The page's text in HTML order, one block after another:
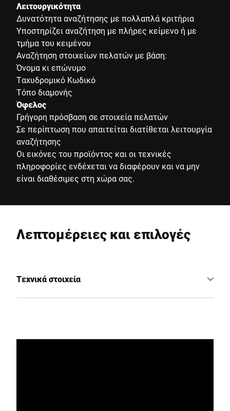
Λειτουργικότητα
Δυνατότητα αναζήτησης με πολλαπλά κριτήρια
Υποστηρίζει αναζήτηση με πλήρες κείμενο ή με
τμήμα του κειμένου
Αναζήτηση στοιχείων πελατών με βάση:
Όνομα κι επώνυμο
Ταχυδρομικό Κωδικό
Τόπο διαμονής
Όφελος
Γρήγορη πρόσβαση σε στοιχεία πελατών
Σε περίπτωση που απαιτείται διατίθεται λειτουργία
αναζήτησης
Οι εικόνες του προϊόντος και οι τεχνικές
πληροφορίες ενδέχεται να διαφέρουν και να μην
είναι διαθέσιμες στη χώρα σας.
Λεπτομέρειες και επιλογές
Τεχνικά στοιχεία